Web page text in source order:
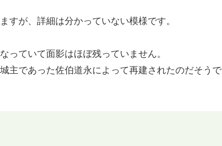
すが、詳細は分かっていない模様です。
っていて面影はほぼ残っていません。
主であった佐伯道永によって再建されたのだそうで